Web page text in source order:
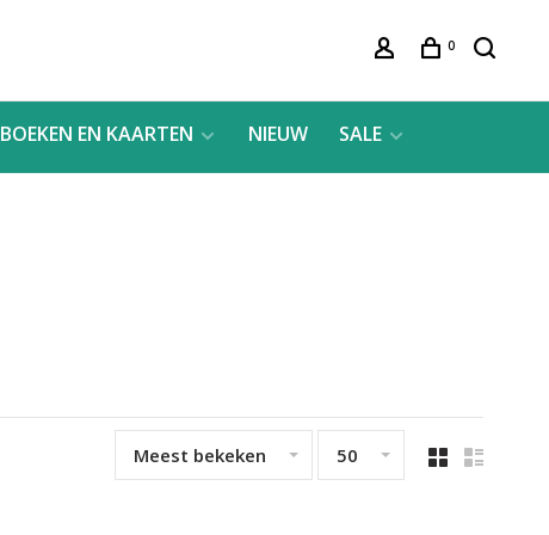
0
BOEKEN EN KAARTEN NIEUW SALE
Meest bekeken 50